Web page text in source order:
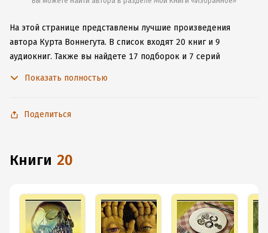
На этой странице представлены лучшие произведения
автора Курта Воннегута. В список входят 20 книг и 9
аудиокниг. Также вы найдете 17 подборок и 7 серий
приложение для iOS или Android, чтобы не расставаться
Показать полностью
Поделиться
книги 20